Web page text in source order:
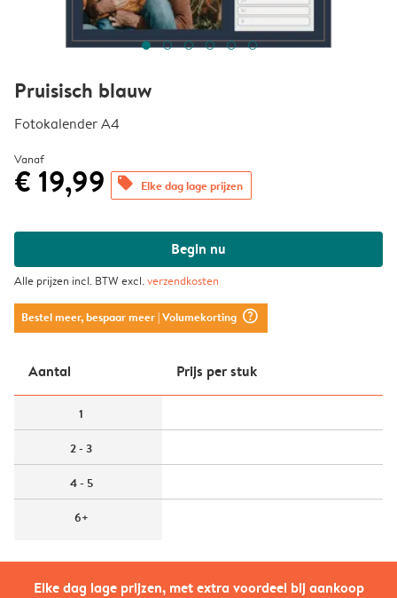
Elke dag lage prijzen, met extra voordeel bij aankoop
Pruisisch blauw
Fotokalender A4
Vanaf
€ 19,99 offers Elke dag lage prijzen
Begin nu
Alle prijzen incl. BTW excl.verzendkosten
Bestel meer, bespaar meer| Volumekorting question_mark_circle
Aantal Prijs per stuk
1
2 - 3
4 - 5
6+